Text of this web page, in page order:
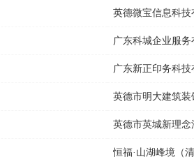
英德微宝信息科技
广东科城企业服务
广东新正印务科技
英德市明大建筑装
英德市英城新理念
恒福·山湖峰境（